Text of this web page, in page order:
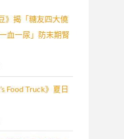
》揭「糖友四大僥
血一尿」防末期腎
Food Truck》夏日